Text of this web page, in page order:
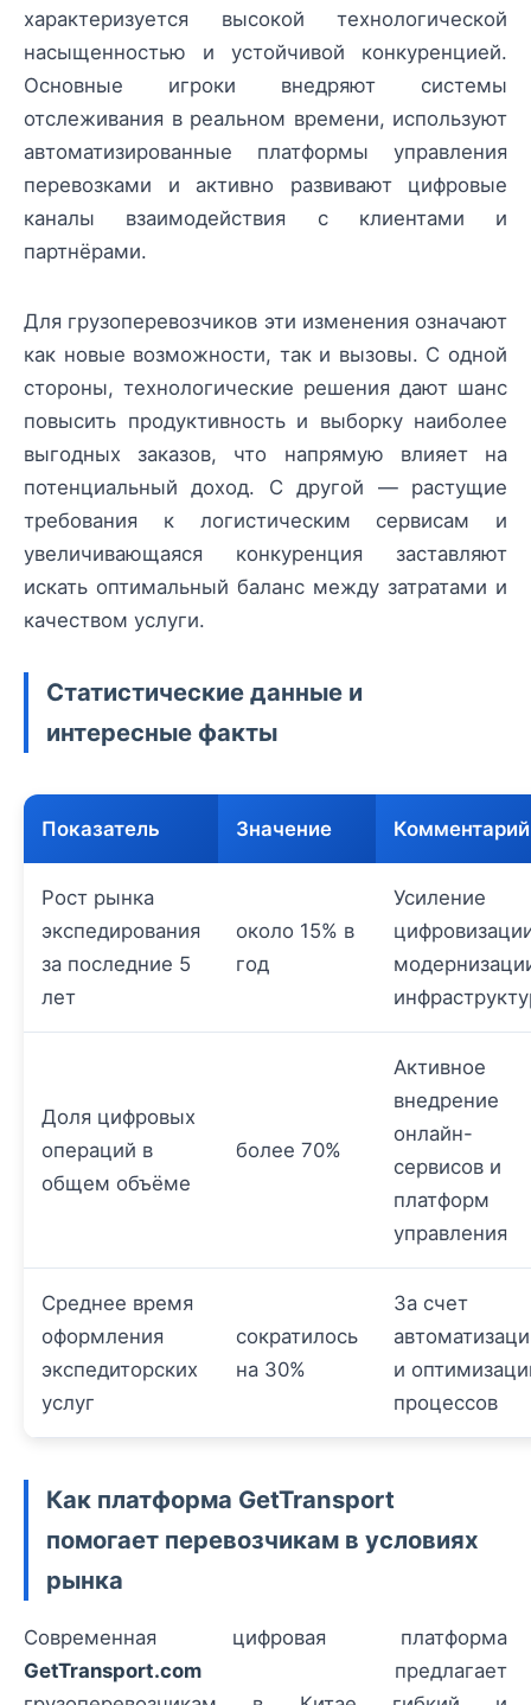
характеризуется высокой технологической
насыщенностью и устойчивой конкуренцией.
Основные игроки внедряют системы
отслеживания в реальном времени, используют
автоматизированные платформы управления
перевозками и активно развивают цифровые
каналы взаимодействия с клиентами и
партнёрами.
Для грузоперевозчиков эти изменения означают
как новые возможности, так и вызовы. С одной
стороны, технологические решения дают шанс
повысить продуктивность и выборку наиболее
выгодных заказов, что напрямую влияет на
потенциальный доход. С другой — растущие
требования к логистическим сервисам и
увеличивающаяся конкуренция заставляют
искать оптимальный баланс между затратами и
качеством услуги.
Статистические данные и
интересные факты
Показатель Значение Комментарий
Рост рынка
экспедирования
за последние 5
лет
около 15% в
год
Усиление
Доля цифровых
операций в
общем объёме
более 70%
Активное
внедрение
онлайн-
сервисов и
платформ
управления
Среднее время
оформления
экспедиторских
услуг
сократилось
на 30%
За счет
и
процессов
Как платформа GetTransport
помогает перевозчикам в условиях
рынка
Современная цифровая платформа
GetTransport.com предлагает